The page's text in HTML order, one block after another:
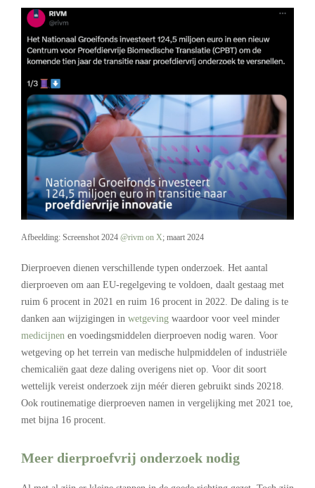
Afbeelding: Screenshot 2024 @rivm on X; maart 2024
Dierproeven dienen verschillende typen onderzoek. Het aantal
dierproeven om aan EU-regelgeving te voldoen, daalt gestaag met
ruim 6 procent in 2021 en ruim 16 procent in 2022. De daling is te
danken aan wijzigingen in wetgeving waardoor voor veel minder
medicijnen en voedingsmiddelen dierproeven nodig waren. Voor
wetgeving op het terrein van medische hulpmiddelen of industriële
chemicaliën gaat deze daling overigens niet op. Voor dit soort
wettelijk vereist onderzoek zijn méér dieren gebruikt sinds 20218.
Ook routinematige dierproeven namen in vergelijking met 2021 toe,
met bijna 16 procent.
Meer dierproefvrij onderzoek nodig